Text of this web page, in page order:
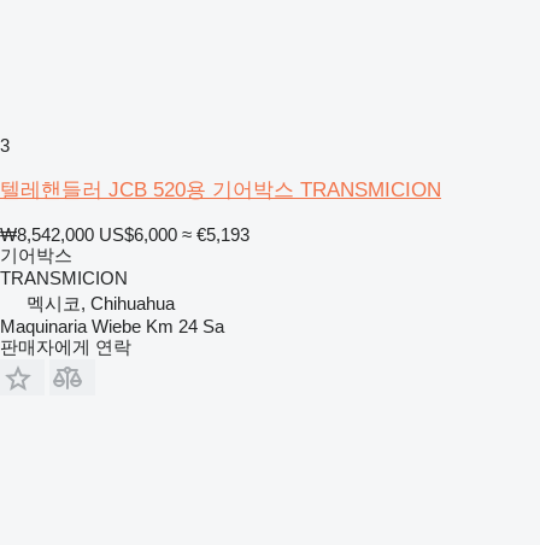
3
텔레핸들러 JCB 520용 기어박스 TRANSMICION
₩8,542,000 US$6,000 ≈ €5,193
기어박스
TRANSMICION
멕시코, Chihuahua
Maquinaria Wiebe Km 24 Sa
판매자에게 연락